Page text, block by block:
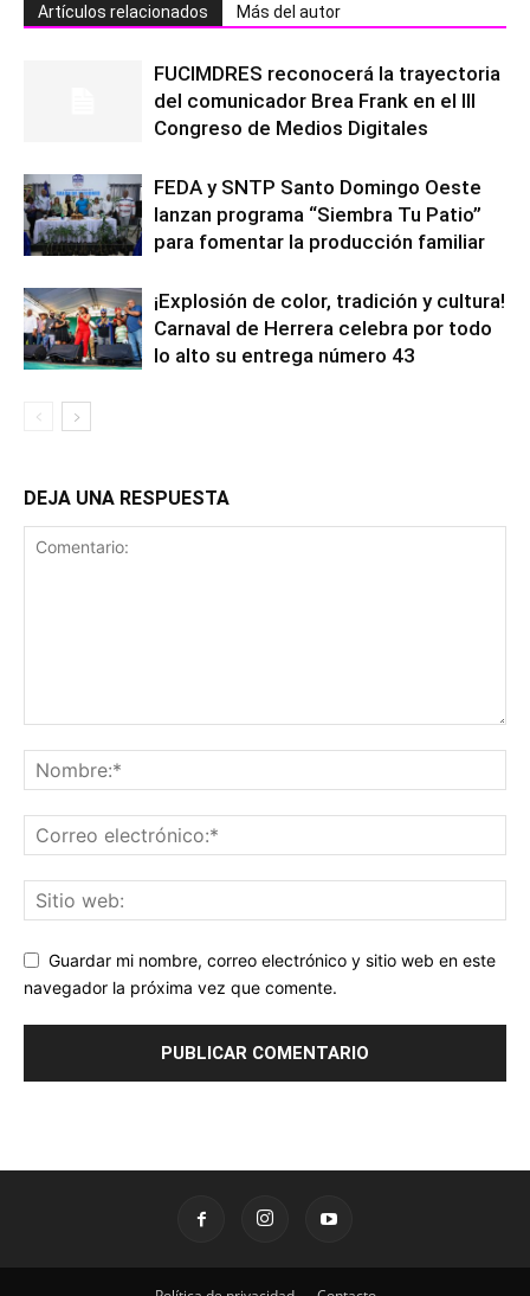
Artículos relacionados Más del autor
FUCIMDRES reconocerá la trayectoria
del comunicador Brea Frank en el III
Congreso de Medios Digitales
FEDA y SNTP Santo Domingo Oeste
lanzan programa “Siembra Tu Patio”
para fomentar la producción familiar
¡Explosión de color, tradición y cultura!
Carnaval de Herrera celebra por todo
lo alto su entrega número 43
DEJA UNA RESPUESTA
Guardar mi nombre, correo electrónico y sitio web en este
navegador la próxima vez que comente.